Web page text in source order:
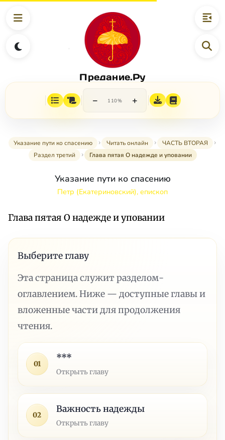
Предание.Ру
− 110% +
Указание пути ко спасению Читать онлайн
ЧАСТЬ ВТОРАЯ
Раздел третий
Глава пятая О надежде и уповании
Указание пути ко спасению
Петр (Екатериновский), епископ
Глава пятая О надежде и уповании
Выберите главу
Эта страница служит разделом-
оглавлением. Ниже — доступные главы и
вложенные части для продолжения
чтения.
01
***
Открыть главу
02
Важность надежды
Открыть главу